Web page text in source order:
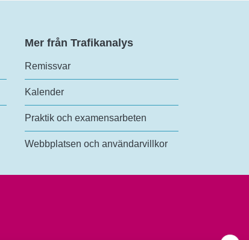
Mer från Trafikanalys
Remissvar
Kalender
Praktik och examensarbeten
Webbplatsen och användarvillkor